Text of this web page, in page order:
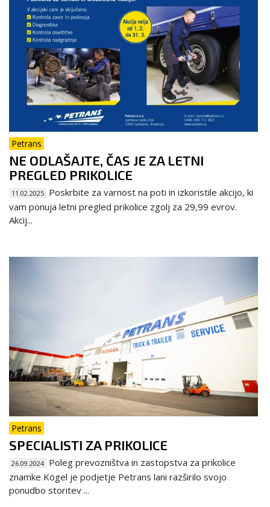
Petrans
NE ODLAŠAJTE, ČAS JE ZA LETNI
PREGLED PRIKOLICE
11.02.2025 Poskrbite za varnost na poti in izkoristile akcijo, ki
vam ponuja letni pregled prikolice zgolj za 29,99 evrov.
Akcij...
Petrans
SPECIALISTI ZA PRIKOLICE
26.09.2024 Poleg prevozništva in zastopstva za prikolice
znamke Kögel je podjetje Petrans lani razširilo svojo
ponudbo storitev ...